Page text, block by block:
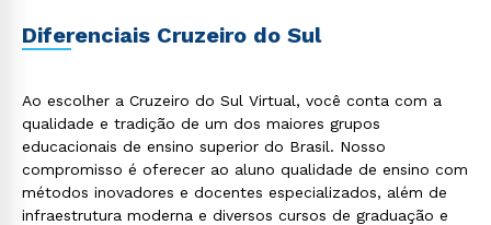
Diferenciais Cruzeiro do Sul
Ao escolher a Cruzeiro do Sul Virtual, você conta com a
qualidade e tradição de um dos maiores grupos
educacionais de ensino superior do Brasil. Nosso
compromisso é oferecer ao aluno qualidade de ensino com
métodos inovadores e docentes especializados, além de
infraestrutura moderna e diversos cursos de graduação e